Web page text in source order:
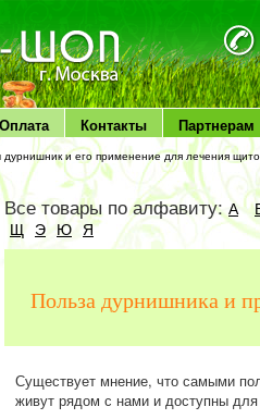
Оплата Контакты Партнерам
дурнишник и его применение для лечения
Все товары по алфавиту:А
Щ Э Ю Я
Польза дурнишника и
Существует мнение, что самыми
живут рядом с нами и доступны